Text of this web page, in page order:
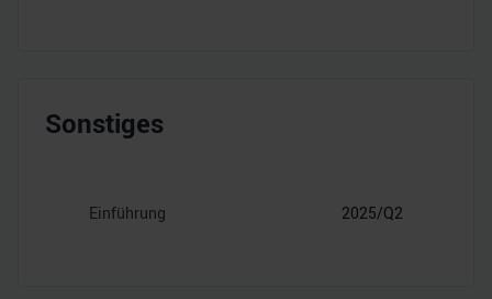
Sonstiges
Einführung 2025/Q2